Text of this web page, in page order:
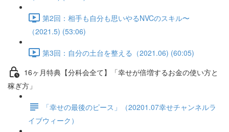
第2回：相手も自分も思いやるNVCのスキル〜
（2021.5) (53:06)
第3回：自分の土台を整える（2021.06) (60:05)
16ヶ月特典【分科会全て】「幸せが倍増するお金の使い方と
稼ぎ方」
「幸せの最後のピース」（20201.07幸せチャンネルラ
イブウィーク）